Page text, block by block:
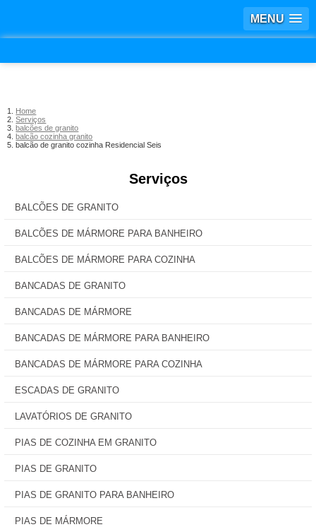
MENU
Home
Serviços
balcões de granito
balcão cozinha granito
balcão de granito cozinha Residencial Seis
Serviços
BALCÕES DE GRANITO
BALCÕES DE MÁRMORE PARA BANHEIRO
BALCÕES DE MÁRMORE PARA COZINHA
BANCADAS DE GRANITO
BANCADAS DE MÁRMORE
BANCADAS DE MÁRMORE PARA BANHEIRO
BANCADAS DE MÁRMORE PARA COZINHA
ESCADAS DE GRANITO
LAVATÓRIOS DE GRANITO
PIAS DE COZINHA EM GRANITO
PIAS DE GRANITO
PIAS DE GRANITO PARA BANHEIRO
PIAS DE MÁRMORE